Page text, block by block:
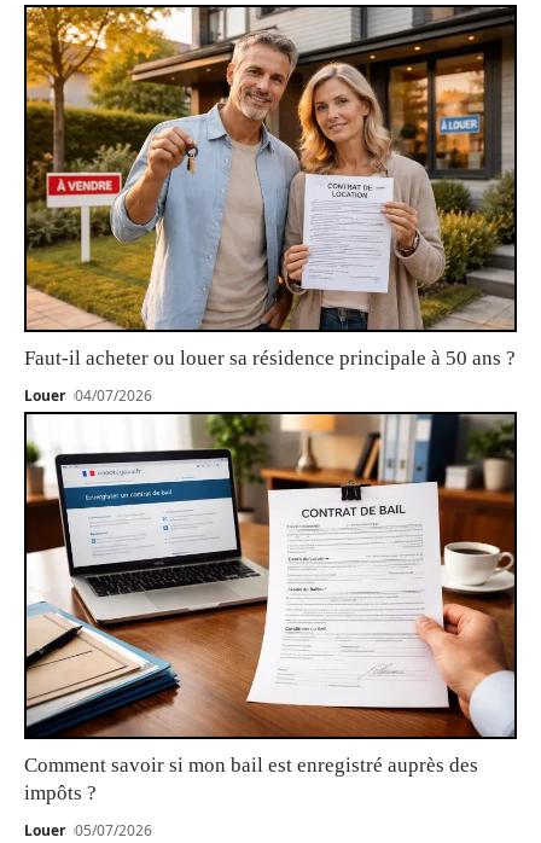
Faut-il acheter ou louer sa résidence principale à 50 ans ?
Louer 04/07/2026
Comment savoir si mon bail est enregistré auprès des
impôts ?
Louer 05/07/2026